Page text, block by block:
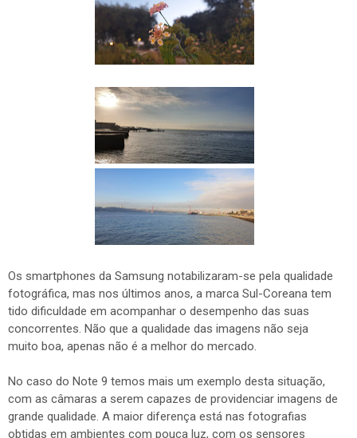
Os smartphones da Samsung notabilizaram-se pela qualidade
fotográfica, mas nos últimos anos, a marca Sul-Coreana tem
tido dificuldade em acompanhar o desempenho das suas
concorrentes. Não que a qualidade das imagens não seja
muito boa, apenas não é a melhor do mercado.
No caso do Note 9 temos mais um exemplo desta situação,
com as câmaras a serem capazes de providenciar imagens de
grande qualidade. A maior diferença está nas fotografias
obtidas em ambientes com pouca luz, com os sensores